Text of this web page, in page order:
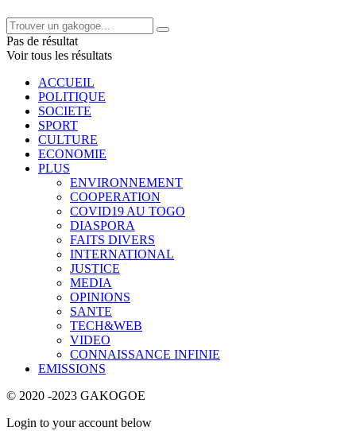
Pas de résultat
Voir tous les résultats
ACCUEIL
POLITIQUE
SOCIETE
SPORT
CULTURE
ECONOMIE
PLUS
ENVIRONNEMENT
COOPERATION
COVID19 AU TOGO
DIASPORA
FAITS DIVERS
INTERNATIONAL
JUSTICE
MEDIA
OPINIONS
SANTE
TECH&WEB
VIDEO
CONNAISSANCE INFINIE
EMISSIONS
© 2020 -2023 GAKOGOE
Login to your account below